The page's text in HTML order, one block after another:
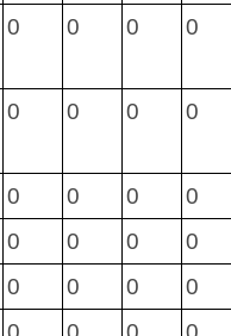
0 0 0 0
0 0 0 0
0 0 0 0
0 0 0 0
0 0 0 0